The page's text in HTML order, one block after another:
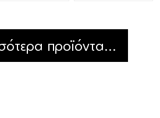
προϊόντα...